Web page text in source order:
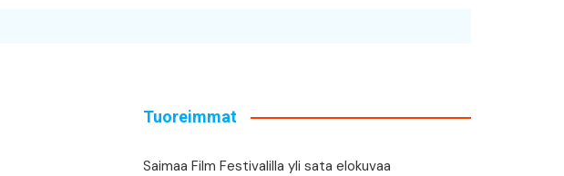
Tuoreimmat
Saimaa Film Festivalilla yli sata elokuvaa